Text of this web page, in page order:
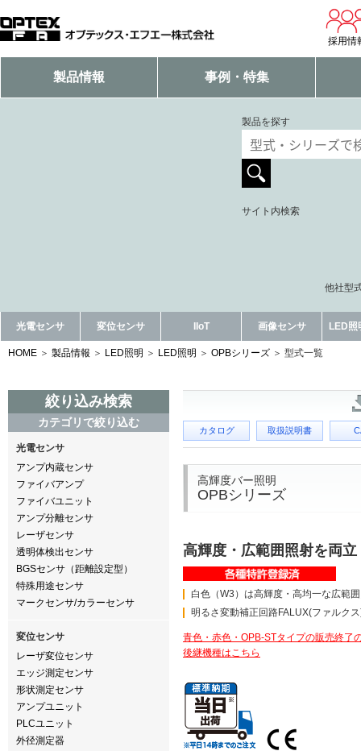
採用情
製品情報 事例・特集
製品を探す
サイト内検索
他社型
光電センサ 変位センサ IIoT 画像センサ LED照
HOME 製品情報 LED照明 LED照明 OPBシリーズ 型式一覧
絞り込み検索
カテゴリで絞り込む
光電センサ
アンプ内蔵センサ
ファイバアンプ
ファイバユニット
アンプ分離センサ
レーザセンサ
透明体検出センサ
BGSセンサ（距離設定型）
特殊用途センサ
マークセンサ/カラーセンサ
変位センサ
レーザ変位センサ
エッジ測定センサ
形状測定センサ
アンプユニット
PLCユニット
外径測定器
カタログ 取扱説明書
高輝度バー照明
OPBシリーズ
高輝度・広範囲照射を両立
白色（W3）は高輝度・高均一な広範
明るさ変動補正回路FALUX(ファルク
青色・赤色・OPB-STタイプの販売終了
後継機種はこちら